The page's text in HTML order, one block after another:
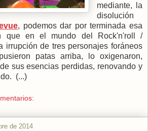
mediante, la
disolución
, podemos dar por terminada esa
que en el mundo del Rock'n'roll /
irrupción de tres personajes foráneos
patas arriba, lo oxigenaron,
sus esencias perdidas, renovando y
(...)
de 2014